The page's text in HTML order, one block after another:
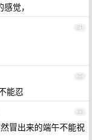
觉，
21
22
能忍
23
冒出来的端午不能祝